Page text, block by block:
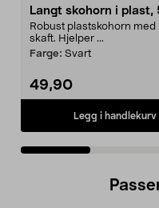
Langt skohorn i plast,
Robust plastskohorn med
skaft. Hjelper ...
Farge: Svart
49,90
Legg i handlekurv